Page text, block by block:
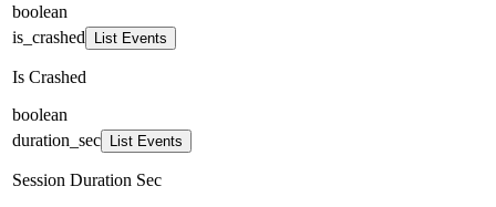
boolean
is_crashed
List Events
Is Crashed
boolean
duration_sec
List Events
Session Duration Sec